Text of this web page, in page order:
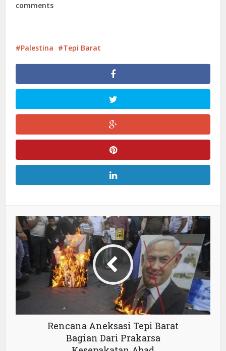
comments
Palestina Tepi Barat
Rencana Aneksasi Tepi Barat
Bagian Dari Prakarsa